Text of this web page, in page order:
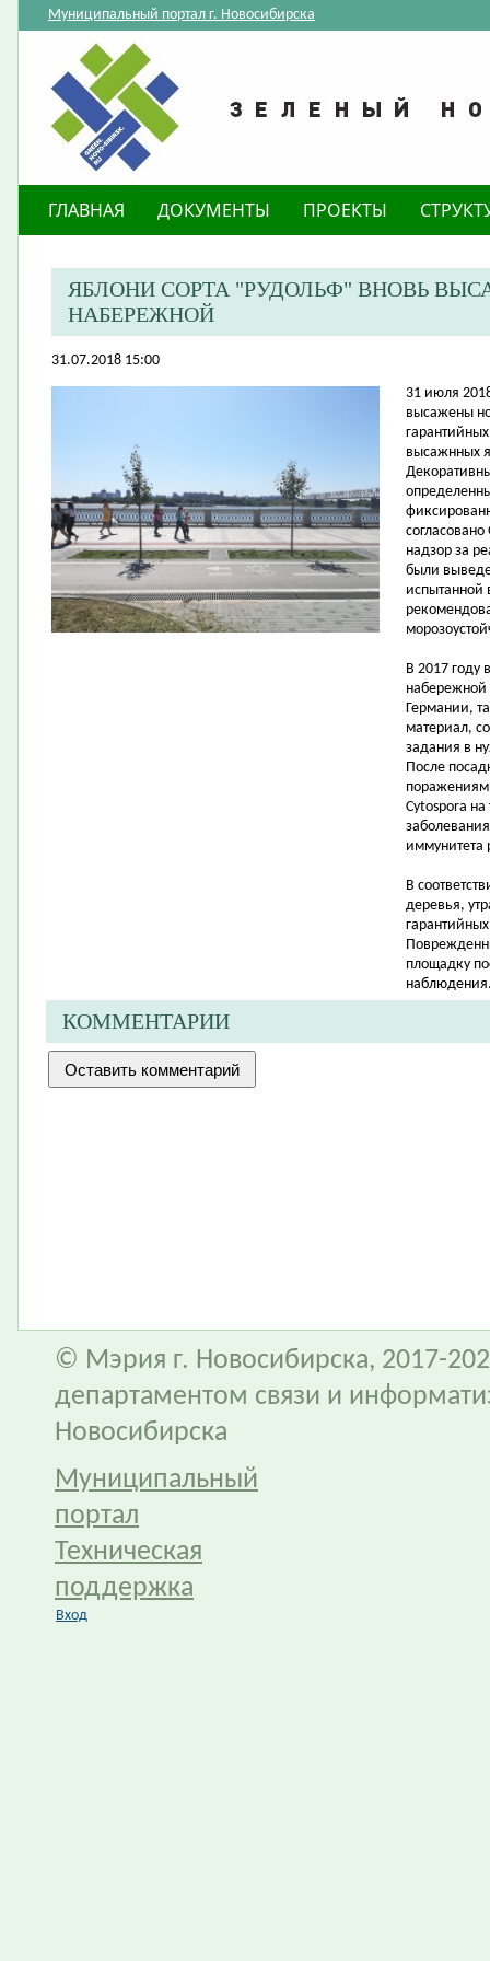
Муниципальный портал г. Новосибирска
ГЛАВНАЯ ДОКУМЕНТЫ ПРОЕКТЫ
ЯБЛОНИ СОРТА "РУДОЛЬФ" ВНОВЬ
НАБЕРЕЖНОЙ
31.07.2018 15:00
31 июля
высажены
высажнных
надзор за
были
испытанной
В 2017 году
набережной
Германии,
материал,
задания в
После
Сytospora на
иммунитета
В
деревья,
площадку
КОММЕНТАРИИ
© Мэрия г. Новосибирска, 2017-
департаментом связи и
Новосибирска
Муниципальный
портал
Техническая
поддержка
Вход